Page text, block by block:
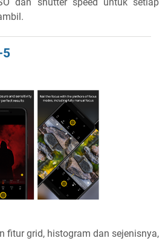
5
fitur grid, histogram dan sejenisnya,